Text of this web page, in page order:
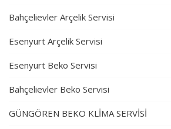
Bahçelievler Arçelik Servisi
Esenyurt Arçelik Servisi
Esenyurt Beko Servisi
Bahçelievler Beko Servisi
GÜNGÖREN BEKO KLİMA SERVİSİ